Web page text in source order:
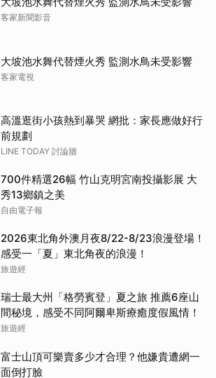
客家新聞影音
大坡池水舞代替煙火秀 監測水鳥未受影響
客家電視
高溫逛街小孩熱到暴哭 網批：家長應做好行
前規劃
LINE TODAY 討論牆
700件精選26幅 竹山克明宮南投攝影展 大
秀13鄉鎮之美
自由電子報
2026東北角外澳月夜8/22-8/23浪漫登場！
感受一「夏」東北角夜的浪漫！
旅遊經
瑞士最大州「格勞賓登」夏之旅 推薦6座山
間秘境，感受不同阿爾卑斯療癒度假風情！
旅遊經
富士山頂可樂賣多少才合理？他嫌貴遭網一
面倒打臉